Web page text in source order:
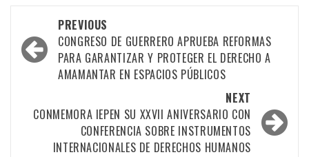
navigation
PREVIOUS
CONGRESO DE GUERRERO APRUEBA REFORMAS
PARA GARANTIZAR Y PROTEGER EL DERECHO A
AMAMANTAR EN ESPACIOS PÚBLICOS
NEXT
CONMEMORA IEPEN SU XXVII ANIVERSARIO CON
CONFERENCIA SOBRE INSTRUMENTOS
INTERNACIONALES DE DERECHOS HUMANOS